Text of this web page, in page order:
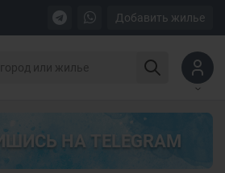
Добавить жилье
НА TELEGRAM